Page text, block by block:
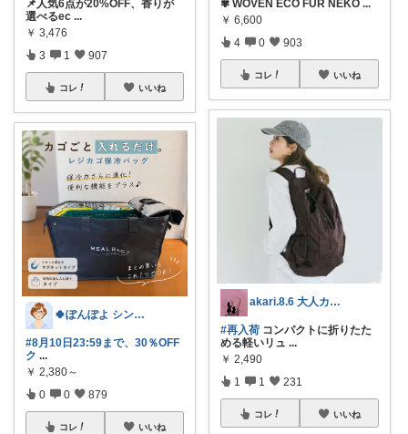
📌人気6点が20%OFF、香りが
選べるec ...
￥ 3,476
3 1 907
コレ いいね
🍀ぽんぽよ シンプル時短ライフ🍀
#8月10日23:59まで、30％OFF
ク ...
￥ 2,380～
0 0 879
コレ いいね
✾ WOVEN ECO FUR NEKO ...
￥ 6,600
4 0 903
コレ いいね
akari.8.6 大人カジュアル服
#再入荷 コンパクトに折りたた
める軽いリュ ...
￥ 2,490
1 1 231
コレ いいね